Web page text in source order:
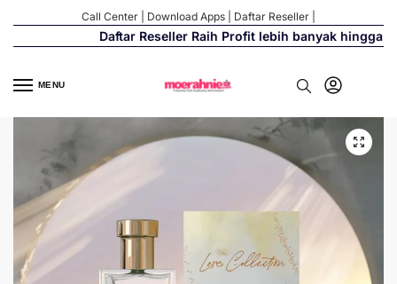
Call Center Download Apps Daftar Reseller
Daftar Reseller Raih Profit lebih banyak hingga
MENU